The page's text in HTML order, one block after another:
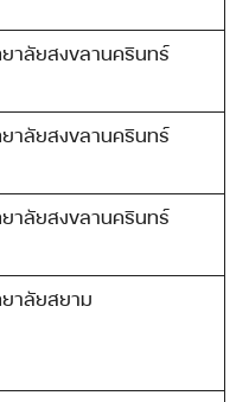
าลัยสงขลานครินทร์
าลัยสงขลานครินทร์
าลัยสงขลานครินทร์
าลัยสยาม